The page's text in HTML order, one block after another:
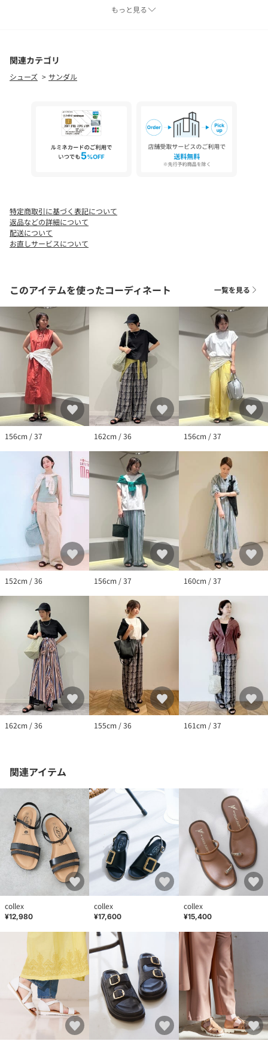
しています。
【PLAKTON/プラクトン】
1995年の創業以来、“supreme comfort（最高の快適）”をコンセ
プトに100％スペイン生産にこだわった靴作りを続けています。
解剖学に基づいて設計されたオリジナルのコルクフットベッドが
特徴で、快適な履き心地を追求したサンダルを展開しています。
もっと見る
関連カテゴリ
シューズ サンダル
特定商取引に基づく表記について
返品などの詳細について
配送について
お直しサービスについて
このアイテムを使ったコーディネート 一覧を見る
156cm / 37 162cm / 36 156cm / 37
152cm / 36 156cm / 37 160cm / 37
162cm / 36 155cm / 36 161cm / 37
関連アイテム
collex
¥12,980
collex
¥17,600
collex
¥15,400